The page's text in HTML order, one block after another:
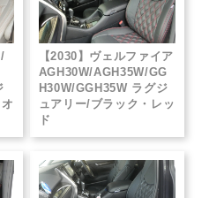
【2030】ヴェルファイア
AGH30W/AGH35W/GG
H30W/GGH35W ラグジ
ュアリー/ブラック・レッ
ド